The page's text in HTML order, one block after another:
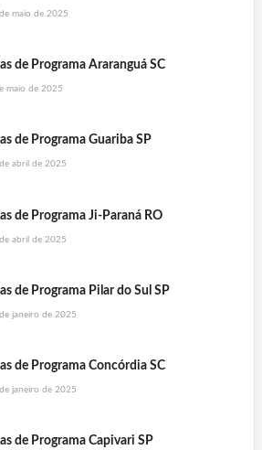
maio de 2025
de Programa Araranguá SC
maio de 2025
de Programa Guariba SP
abril de 2025
de Programa Ji-Paraná RO
abril de 2025
de Programa Pilar do Sul SP
janeiro de 2025
de Programa Concórdia SC
janeiro de 2025
de Programa Capivari SP